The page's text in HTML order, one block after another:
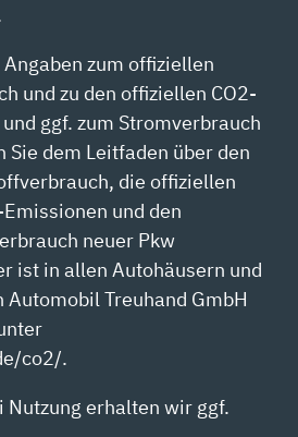
zum offiziellen
und zu den offiziellen CO2-
ggf. zum Stromverbrauch
Sie dem Leitfaden über den
die offiziellen
und den
neuer Pkw
ist in allen Autohäusern und
Automobil Treuhand GmbH
co2/.
erhalten wir ggf.